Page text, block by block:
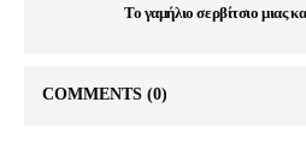
Το γαμήλιο σερβίτσιο μιας
COMMENTS (0)